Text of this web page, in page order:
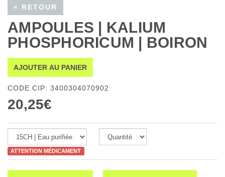
« RETOUR
AMPOULES | KALIUM
PHOSPHORICUM | BOIRON
AJOUTER AU PANIER
CODE CIP: 3400304070902
20,25€
ATTENTION MÉDICAMENT